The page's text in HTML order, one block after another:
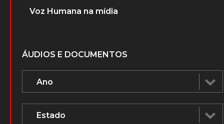
Voz Humana na mídia
ÁUDIOS E DOCUMENTOS